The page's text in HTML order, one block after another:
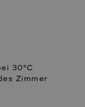
30°C
Zimmer